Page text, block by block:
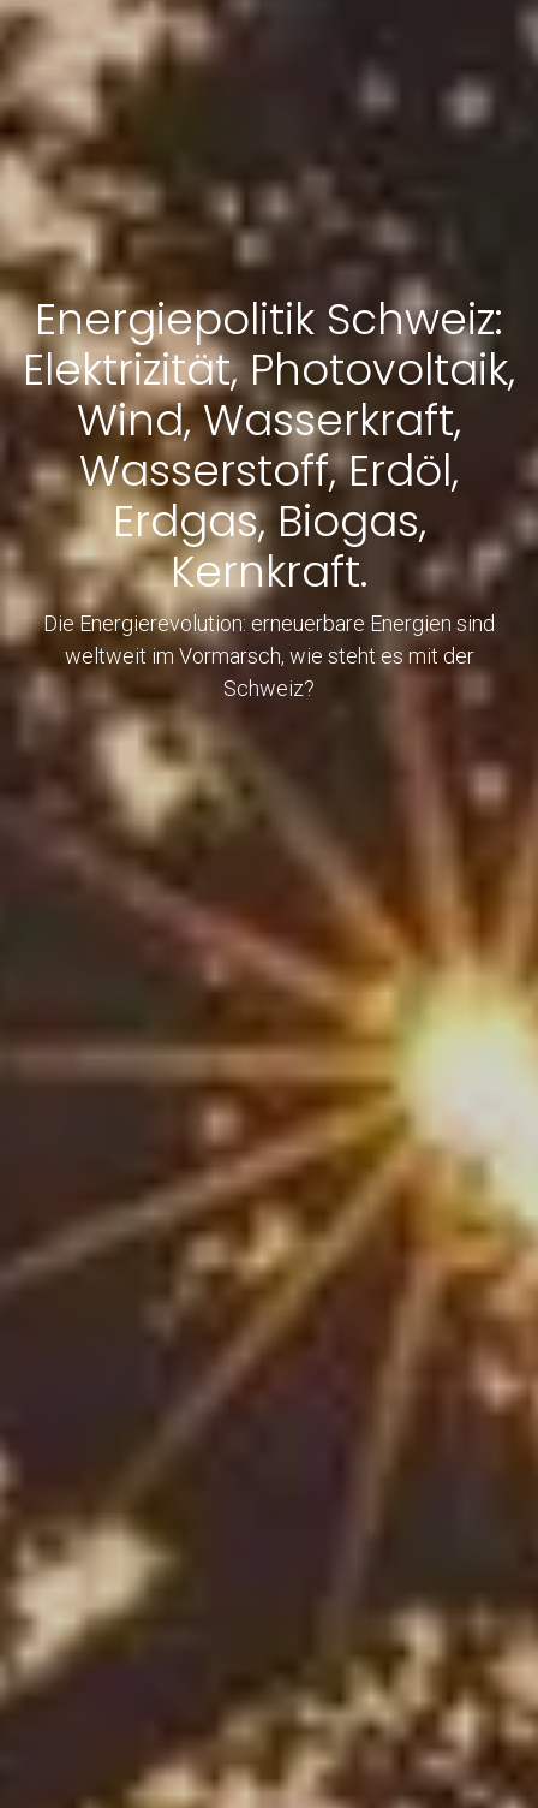
Energiepolitik Schweiz:
Elektrizität, Photovoltaik,
Wind, Wasserkraft,
Wasserstoff, Erdöl,
Erdgas, Biogas,
Kernkraft.
Die Energierevolution: erneuerbare Energien sind
weltweit im Vormarsch, wie steht es mit der
Schweiz?